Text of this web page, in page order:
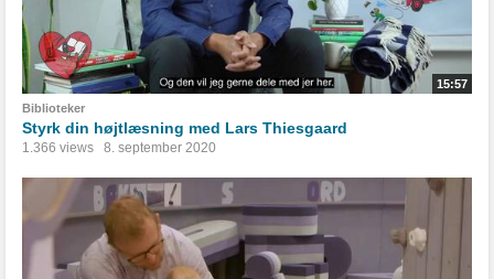
15:57
Biblioteker
Styrk din højtlæsning med Lars Thiesgaard
1.366 views 8. september 2020